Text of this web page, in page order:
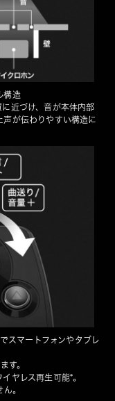
構造
近づけ、音が本体内部
が伝わりやすい構造に
スマートフォンやタブレ
す。
ヤレス再生可能*。
。